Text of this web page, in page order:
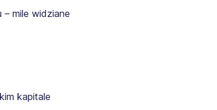
mile widziane
kapitale